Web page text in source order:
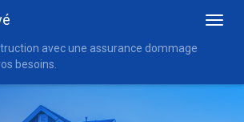
avec une assurance dommage
besoins.